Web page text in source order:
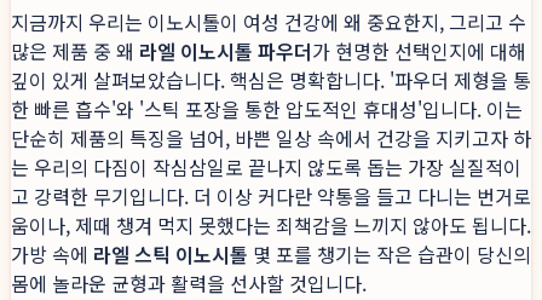
지금까지 우리는 이노시톨이 여성 건강에 왜 중요한지, 그리고 수
많은 제품 중 왜 라엘 이노시톨 파우더가 현명한 선택인지에 대해
깊이 있게 살펴보았습니다. 핵심은 명확합니다. '파우더 제형을 통
한 빠른 흡수'와 '스틱 포장을 통한 압도적인 휴대성'입니다. 이는
단순히 제품의 특징을 넘어, 바쁜 일상 속에서 건강을 지키고자 하
는 우리의 다짐이 작심삼일로 끝나지 않도록 돕는 가장 실질적이
고 강력한 무기입니다. 더 이상 커다란 약통을 들고 다니는 번거로
움이나, 제때 챙겨 먹지 못했다는 죄책감을 느끼지 않아도 됩니다.
가방 속에 라엘 스틱 이노시톨 몇 포를 챙기는 작은 습관이 당신의
몸에 놀라운 균형과 활력을 선사할 것입니다.